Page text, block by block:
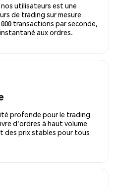
utilisateurs est une
de trading sur mesure
transactions par seconde,
aux ordres.
profonde pour le trading
d'ordres à haut volume
des prix stables pour tous